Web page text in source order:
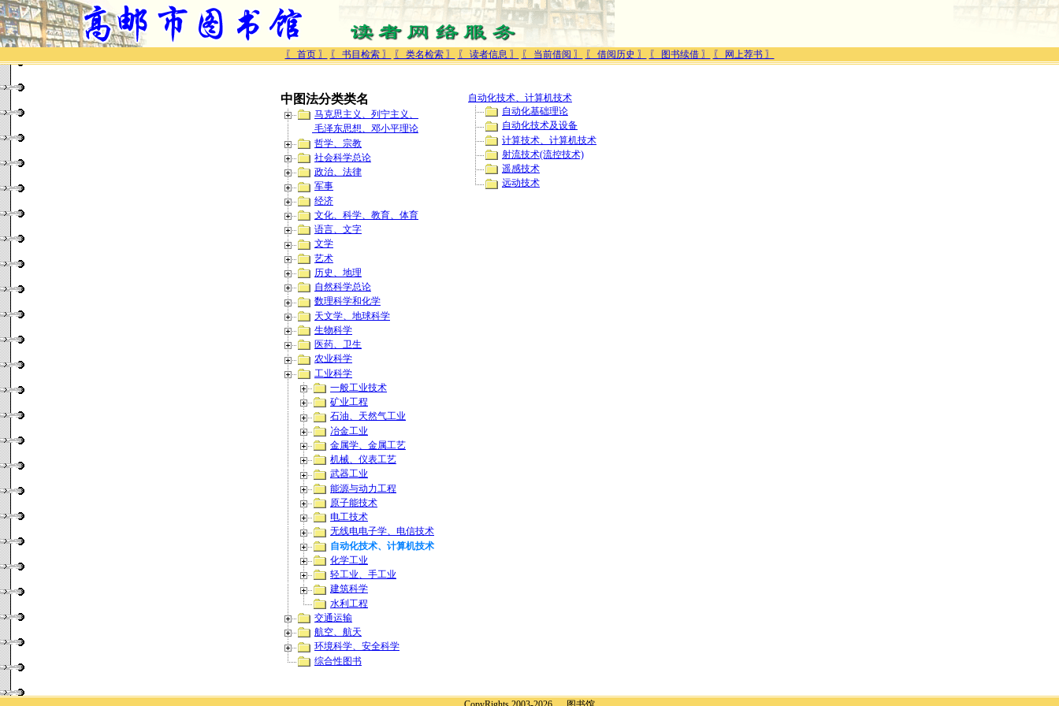
〖 首页 〗 〖 书目检索 〗 〖 类名检索 〗 〖 读者信息 〗 〖 当前借阅 〗 〖 借阅历史 〗 〖 图书续借 〗 〖 网上荐书 〗
中图法分类类名
马克思主义、列宁主义、
毛泽东思想、邓小平理论
哲学、宗教
社会科学总论
政治、法律
军事
经济
文化、科学、教育、体育
语言、文字
文学
艺术
历史、地理
自然科学总论
数理科学和化学
天文学、地球科学
生物科学
医药、卫生
农业科学
工业科学
一般工业技术
矿业工程
石油、天然气工业
冶金工业
金属学、金属工艺
机械、仪表工艺
武器工业
能源与动力工程
原子能技术
电工技术
无线电电子学、电信技术
自动化技术、计算机技术
化学工业
轻工业、手工业
建筑科学
水利工程
交通运输
航空、航天
环境科学、安全科学
综合性图书
自动化技术、计算机技术
自动化基础理论
自动化技术及设备
计算技术、计算机技术
射流技术(流控技术)
遥感技术
远动技术